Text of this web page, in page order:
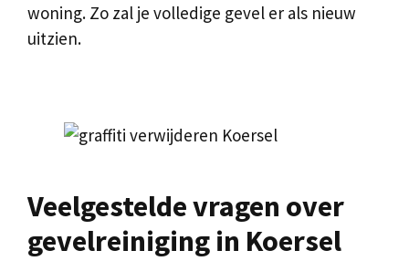
woning. Zo zal je volledige gevel er als nieuw
uitzien.
Veelgestelde vragen over
gevelreiniging in Koersel